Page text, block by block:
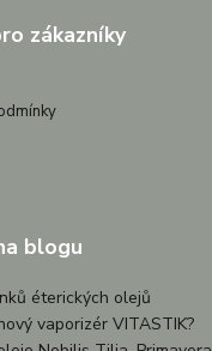
zákazníky
blogu
éterických olejů
vaporizér VITASTIK?